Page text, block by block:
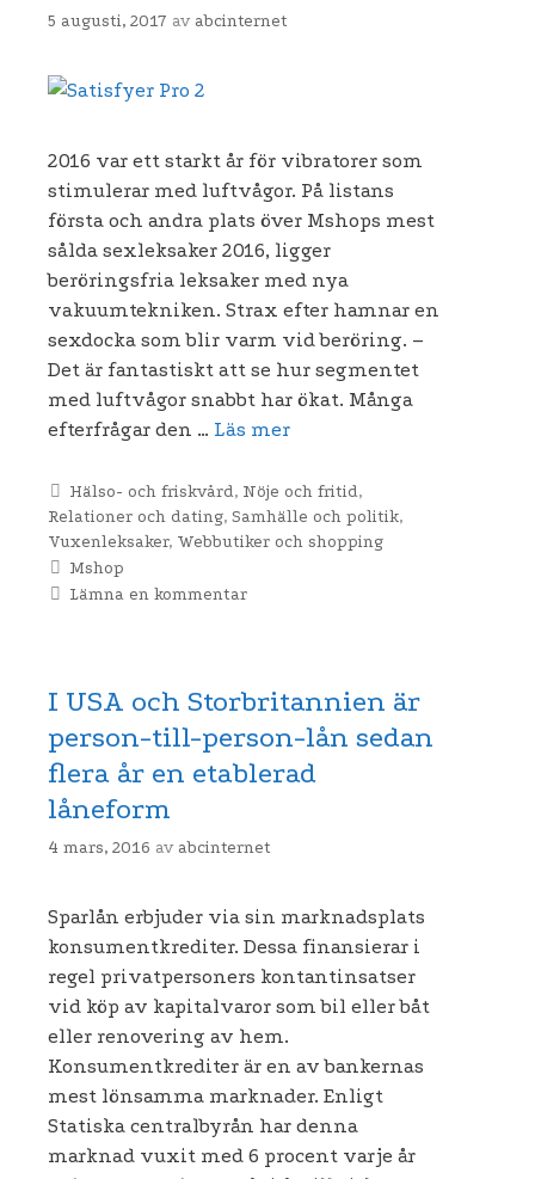
5 augusti, 2017 av abcinternet
2016 var ett starkt år för vibratorer som
stimulerar med luftvågor. På listans
första och andra plats över Mshops mest
sålda sexleksaker 2016, ligger
beröringsfria leksaker med nya
vakuumtekniken. Strax efter hamnar en
sexdocka som blir varm vid beröring. –
Det är fantastiskt att se hur segmentet
med luftvågor snabbt har ökat. Många
efterfrågar den … Läs mer
Kategorier
Hälso- och friskvård, Nöje och fritid,
Relationer och dating, Samhälle och politik,
Vuxenleksaker, Webbutiker och shopping
Etiketter
Mshop
Lämna en kommentar
I USA och Storbritannien är
person-till-person-lån sedan
flera år en etablerad
låneform
4 mars, 2016 av abcinternet
Sparlån erbjuder via sin marknadsplats
konsumentkrediter. Dessa finansierar i
regel privatpersoners kontantinsatser
vid köp av kapitalvaror som bil eller båt
eller renovering av hem.
Konsumentkrediter är en av bankernas
mest lönsamma marknader. Enligt
Statiska centralbyrån har denna
marknad vuxit med 6 procent varje år